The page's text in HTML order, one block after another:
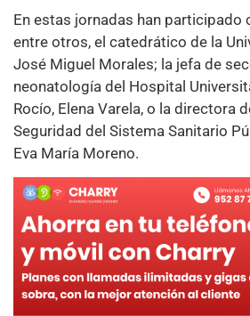
En estas jornadas han participado
entre otros, el catedrático de la
José Miguel Morales; la jefa de
neonatología del Hospital
Rocío, Elena Varela, o la directora
Seguridad del Sistema Sanitario
Eva María Moreno.